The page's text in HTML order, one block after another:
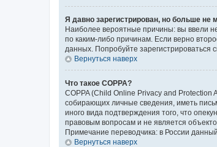
Я давно зарегистрирован, но больше не
Наиболее вероятные причины: вы ввели
по каким-либо причинам. Если верно
данных. Попробуйте зарегистрироваться
Вернуться наверх
Что такое COPPA?
COPPA (Child Online Privacy and
собирающих личные сведения, иметь
иного вида подтверждения того, что
правовым вопросам и не является
Примечание переводчика: в России
Вернуться наверх